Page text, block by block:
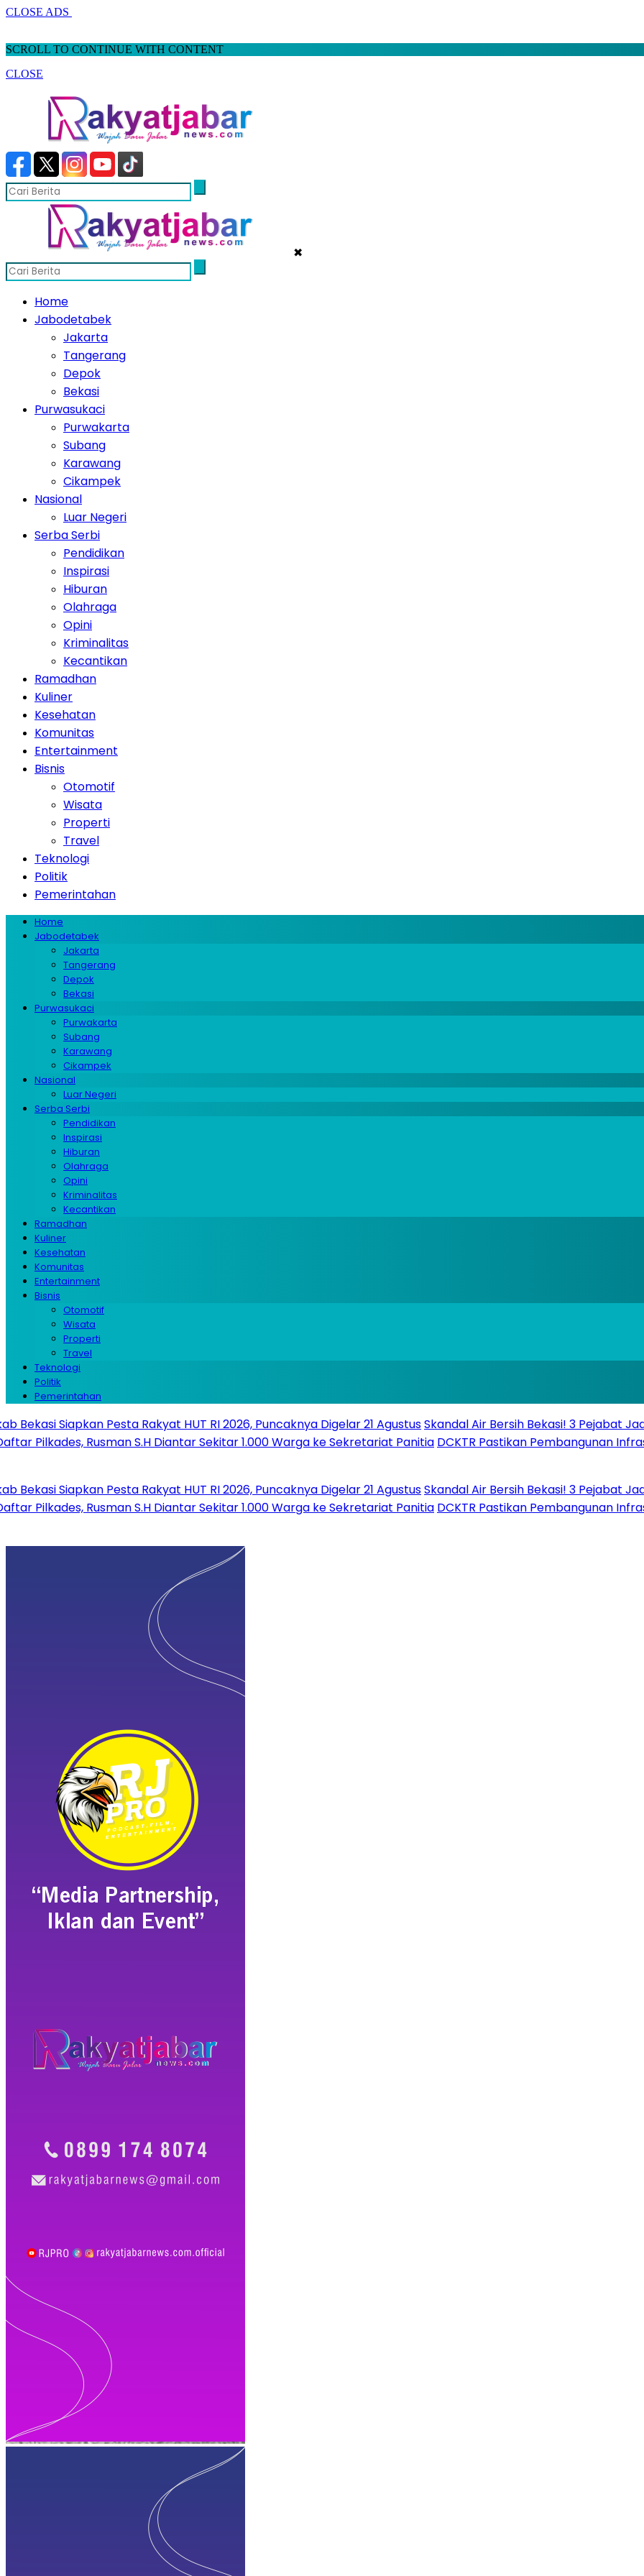
CLOSE ADS
SCROLL TO CONTINUE WITH CONTENT
CLOSE
✖
Home
Jabodetabek
Jakarta
Tangerang
Depok
Bekasi
Purwasukaci
Purwakarta
Subang
Karawang
Cikampek
Nasional
Luar Negeri
Serba Serbi
Pendidikan
Inspirasi
Hiburan
Olahraga
Opini
Kriminalitas
Kecantikan
Ramadhan
Kuliner
Kesehatan
Komunitas
Entertainment
Bisnis
Otomotif
Wisata
Properti
Travel
Teknologi
Politik
Pemerintahan
Home
Jabodetabek
Jakarta
Tangerang
Depok
Bekasi
Purwasukaci
Purwakarta
Subang
Karawang
Cikampek
Nasional
Luar Negeri
Serba Serbi
Pendidikan
Inspirasi
Hiburan
Olahraga
Opini
Kriminalitas
Kecantikan
Ramadhan
Kuliner
Kesehatan
Komunitas
Entertainment
Bisnis
Otomotif
Wisata
Properti
Travel
Teknologi
Politik
Pemerintahan
Siapkan Pesta Rakyat HUT RI 2026, Puncaknya Digelar 21 AgustusSkandal Air Bersih Bekasi! 3 Pejabat Jadi
Pilkades, Rusman S.H Diantar Sekitar 1.000 Warga ke Sekretariat PanitiaDCKTR Pastikan Pembangunan
Siapkan Pesta Rakyat HUT RI 2026, Puncaknya Digelar 21 AgustusSkandal Air Bersih Bekasi! 3 Pejabat Jadi
Pilkades, Rusman S.H Diantar Sekitar 1.000 Warga ke Sekretariat PanitiaDCKTR Pastikan Pembangunan